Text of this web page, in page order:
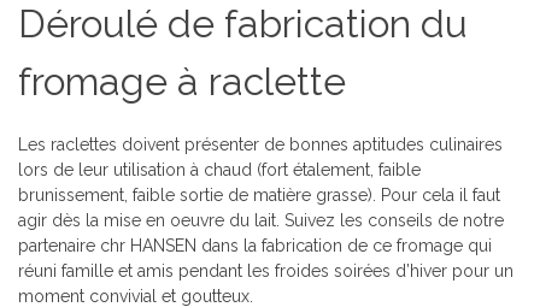
Déroulé de fabrication du
fromage à raclette
Les raclettes doivent présenter de bonnes aptitudes culinaires
lors de leur utilisation à chaud (fort étalement, faible
brunissement, faible sortie de matière grasse). Pour cela il faut
agir dès la mise en oeuvre du lait. Suivez les conseils de notre
partenaire chr HANSEN dans la fabrication de ce fromage qui
réuni famille et amis pendant les froides soirées d’hiver pour un
moment convivial et goutteux.